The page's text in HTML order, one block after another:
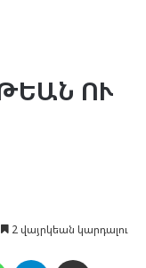
ՈՒ
2 վայրկեան կարդալու
WhatsAppTelegram